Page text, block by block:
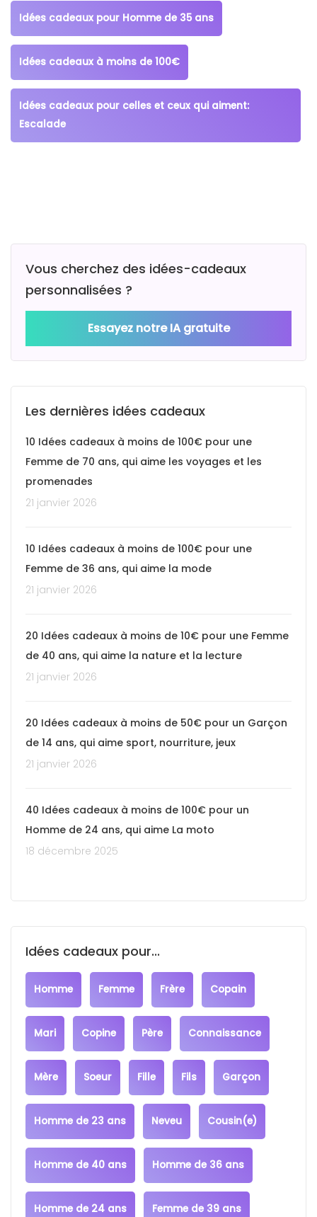
Idées cadeaux pour Homme de 35 ans
Idées cadeaux à moins de 100€
Idées cadeaux pour celles et ceux qui aiment:
Escalade
Vous cherchez des idées-cadeaux
personnalisées ?
Essayez notre IA gratuite
Les dernières idées cadeaux
10 Idées cadeaux à moins de 100€ pour une
Femme de 70 ans, qui aime les voyages et les
promenades
21 janvier 2026
10 Idées cadeaux à moins de 100€ pour une
Femme de 36 ans, qui aime la mode
21 janvier 2026
20 Idées cadeaux à moins de 10€ pour une Femme
de 40 ans, qui aime la nature et la lecture
21 janvier 2026
20 Idées cadeaux à moins de 50€ pour un Garçon
de 14 ans, qui aime sport, nourriture, jeux
21 janvier 2026
40 Idées cadeaux à moins de 100€ pour un
Homme de 24 ans, qui aime La moto
18 décembre 2025
Idées cadeaux pour...
Homme Femme Frère Copain
Mari Copine Père Connaissance
Mère Soeur Fille Fils Garçon
Homme de 23 ans Neveu Cousin(e)
Homme de 40 ans Homme de 36 ans
Homme de 24 ans Femme de 39 ans